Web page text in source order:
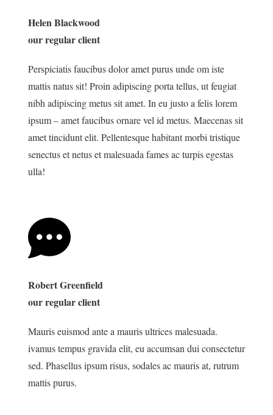
Helen Blackwood
our regular client
Perspiciatis faucibus dolor amet purus unde om iste
mattis natus sit! Proin adipiscing porta tellus, ut feugiat
nibh adipiscing metus sit amet. In eu justo a felis lorem
ipsum – amet faucibus ornare vel id metus. Maecenas sit
amet tincidunt elit. Pellentesque habitant morbi tristique
senectus et netus et malesuada fames ac turpis egestas
ulla!
Robert Greenfield
our regular client
Mauris euismod ante a mauris ultrices malesuada.
ivamus tempus gravida elit, eu accumsan dui consectetur
sed. Phasellus ipsum risus, sodales ac mauris at, rutrum
mattis purus.